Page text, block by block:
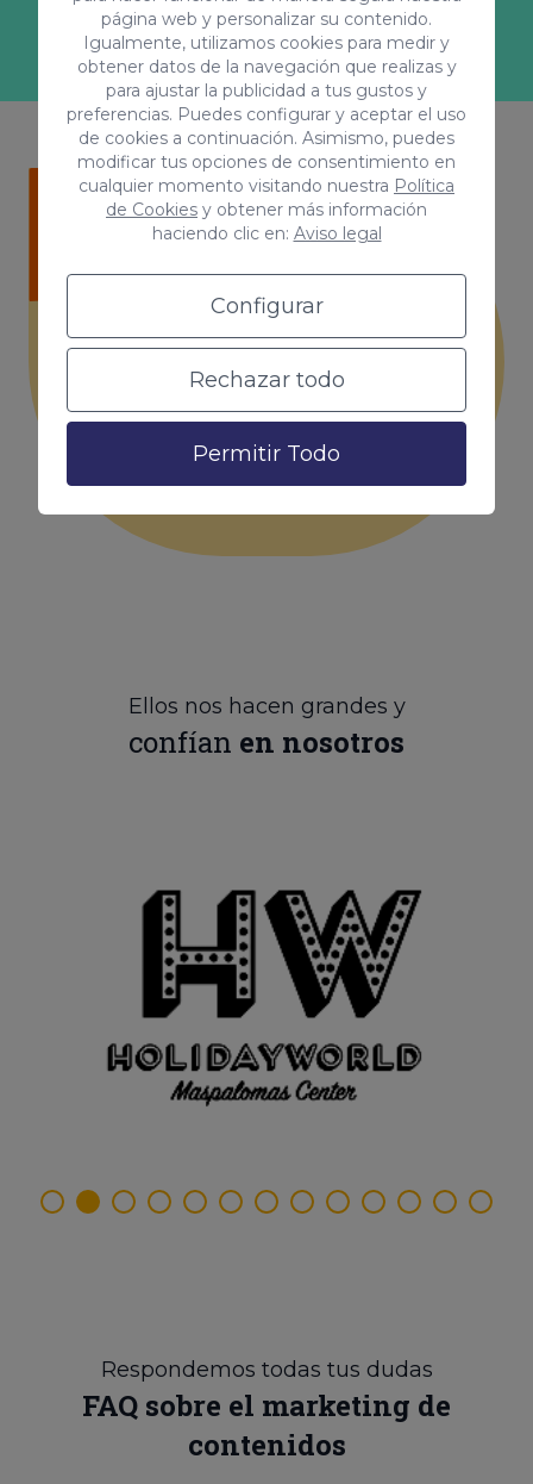
página web y personalizar su contenido.
Igualmente, utilizamos cookies para medir y
obtener datos de la navegación que realizas y
para ajustar la publicidad a tus gustos y
preferencias. Puedes configurar y aceptar el uso
de cookies a continuación. Asimismo, puedes
modificar tus opciones de consentimiento en
cualquier momento visitando nuestra Política
de Cookies y obtener más información
haciendo clic en: Aviso legal
Configurar
Rechazar todo
Permitir Todo
¿Quieres saber más?
En Coco Solution te
asesoramos.
Solicita presupuesto
Ellos nos hacen grandes y
confían en nosotros
Respondemos todas tus dudas
FAQ sobre el marketing de
contenidos